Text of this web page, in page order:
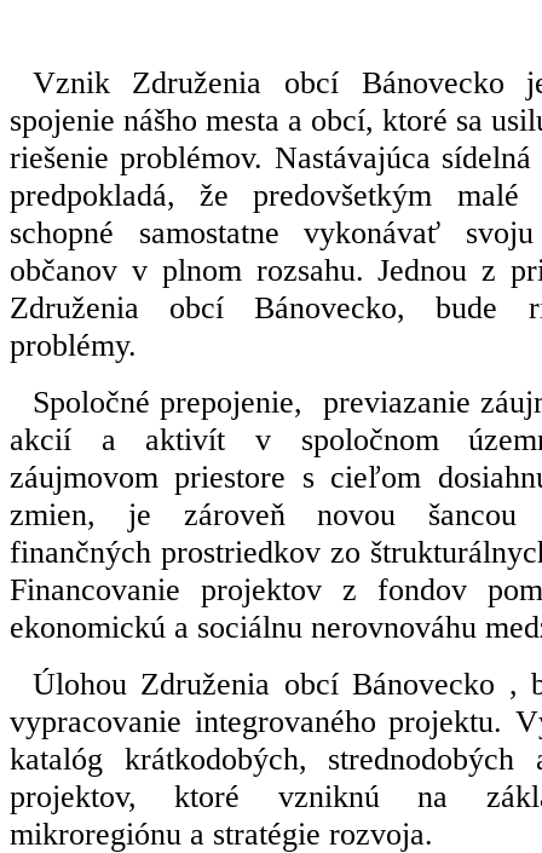
Vznik Združenia obcí Bánovecko
spojenie nášho mesta a obcí, ktoré sa
riešenie problémov. Nastávajúca
predpokladá, že predovšetkým malé
schopné samostatne vykonávať
občanov v plnom rozsahu. Jednou z
Združenia obcí Bánovecko,
problémy.
Spoločné prepojenie,
previazanie
akcií a aktivít v spoločnom
záujmovom priestore s cieľom
zmien, je zároveň novou šancou
finančných prostriedkov zo
Financovanie projektov z fondov
ekonomickú a sociálnu nerovnováhu
Úlohou Združenia obcí Bánovecko ,
vypracovanie integrovaného projektu.
katalóg krátkodobých, strednodobých
projektov, ktoré vzniknú na
mikroregiónu a stratégie rozvoja.